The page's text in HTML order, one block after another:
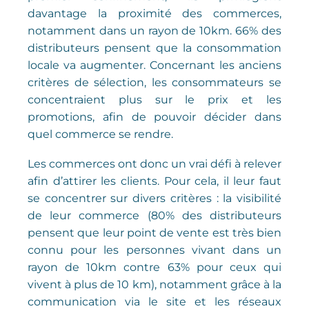
davantage la proximité des commerces,
notamment dans un rayon de 10km. 66% des
distributeurs pensent que la consommation
locale va augmenter. Concernant les anciens
critères de sélection, les consommateurs se
concentraient plus sur le prix et les
promotions, afin de pouvoir décider dans
quel commerce se rendre.
Les commerces ont donc un vrai défi à relever
afin d’attirer les clients. Pour cela, il leur faut
se concentrer sur divers critères : la visibilité
de leur commerce (80% des distributeurs
pensent que leur point de vente est très bien
connu pour les personnes vivant dans un
rayon de 10km contre 63% pour ceux qui
vivent à plus de 10 km), notamment grâce à la
communication via le site et les réseaux